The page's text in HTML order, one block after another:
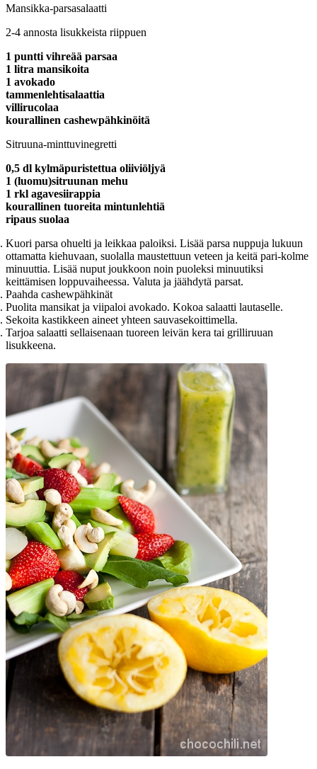
Mansikka-parsasalaatti
2-4 annosta lisukkeista riippuen
1 puntti vihreää parsaa
1 litra mansikoita
1 avokado
tammenlehtisalaattia
villirucolaa
kourallinen cashewpähkinöitä
Sitruuna-minttuvinegretti
0,5 dl kylmäpuristettua oliiviöljyä
1 (luomu)sitruunan mehu
1 rkl agavesiirappia
kourallinen tuoreita mintunlehtiä
ripaus suolaa
Kuori parsa ohuelti ja leikkaa paloiksi. Lisää parsa nuppuja lukuun
ottamatta kiehuvaan, suolalla maustettuun veteen ja keitä pari-kolme
minuuttia. Lisää nuput joukkoon noin puoleksi minuutiksi
keittämisen loppuvaiheessa. Valuta ja jäähdytä parsat.
Paahda cashewpähkinät
Puolita mansikat ja viipaloi avokado. Kokoa salaatti lautaselle.
Sekoita kastikkeen aineet yhteen sauvasekoittimella.
Tarjoa salaatti sellaisenaan tuoreen leivän kera tai grilliruuan
lisukkeena.